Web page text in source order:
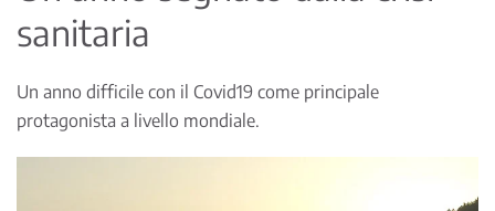
sanitaria
Un anno difficile con il Covid19 come principale
protagonista a livello mondiale.